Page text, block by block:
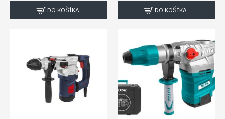
DO KOŠÍKA DO KOŠÍKA